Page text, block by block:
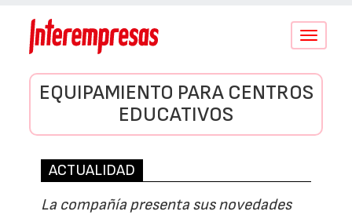
Conmutar
EQUIPAMIENTO PARA CENTROS
EDUCATIVOS
ACTUALIDAD
La compañía presenta sus novedades